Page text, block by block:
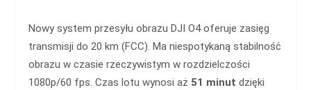
Nowy system przesyłu obrazu DJI O4 oferuje zasięg
transmisji do 20 km (FCC). Ma niespotykaną stabilność
obrazu w czasie rzeczywistym w rozdzielczości
1080p/60 fps. Czas lotu wynosi aż 51 minut dzięki